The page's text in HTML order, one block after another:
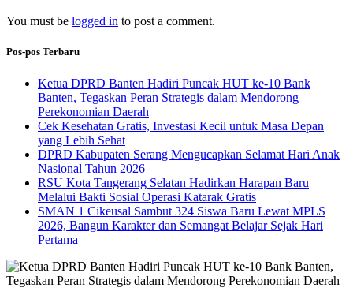
You must be logged in to post a comment.
Pos-pos Terbaru
Ketua DPRD Banten Hadiri Puncak HUT ke-10 Bank
Banten, Tegaskan Peran Strategis dalam Mendorong
Perekonomian Daerah
Cek Kesehatan Gratis, Investasi Kecil untuk Masa Depan
yang Lebih Sehat
DPRD Kabupaten Serang Mengucapkan Selamat Hari Anak
Nasional Tahun 2026
RSU Kota Tangerang Selatan Hadirkan Harapan Baru
Melalui Bakti Sosial Operasi Katarak Gratis
SMAN 1 Cikeusal Sambut 324 Siswa Baru Lewat MPLS
2026, Bangun Karakter dan Semangat Belajar Sejak Hari
Pertama